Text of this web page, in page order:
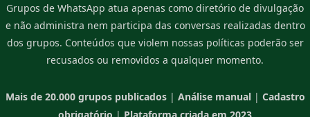
Grupos de WhatsApp atua apenas como diretório de divulgação
e não administra nem participa das conversas realizadas dentro
dos grupos. Conteúdos que violem nossas políticas poderão ser
recusados ou removidos a qualquer momento.
Mais de 20.000 grupos publicados| Análise manual| Cadastro